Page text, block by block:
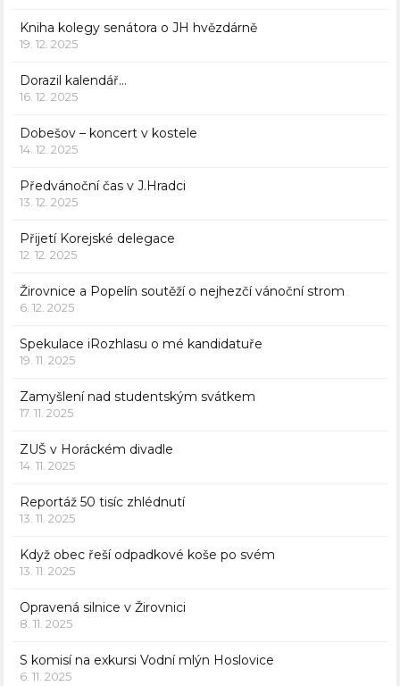
Kniha kolegy senátora o JH hvězdárně
19. 12. 2025
Dorazil kalendář…
16. 12. 2025
Dobešov – koncert v kostele
14. 12. 2025
Předvánoční čas v J.Hradci
13. 12. 2025
Přijetí Korejské delegace
12. 12. 2025
Žirovnice a Popelín soutěží o nejhezčí vánoční strom
6. 12. 2025
Spekulace iRozhlasu o mé kandidatuře
19. 11. 2025
Zamyšlení nad studentským svátkem
17. 11. 2025
ZUŠ v Horáckém divadle
14. 11. 2025
Reportáž 50 tisíc zhlédnutí
13. 11. 2025
Když obec řeší odpadkové koše po svém
13. 11. 2025
Opravená silnice v Žirovnici
8. 11. 2025
S komisí na exkursi Vodní mlýn Hoslovice
6. 11. 2025